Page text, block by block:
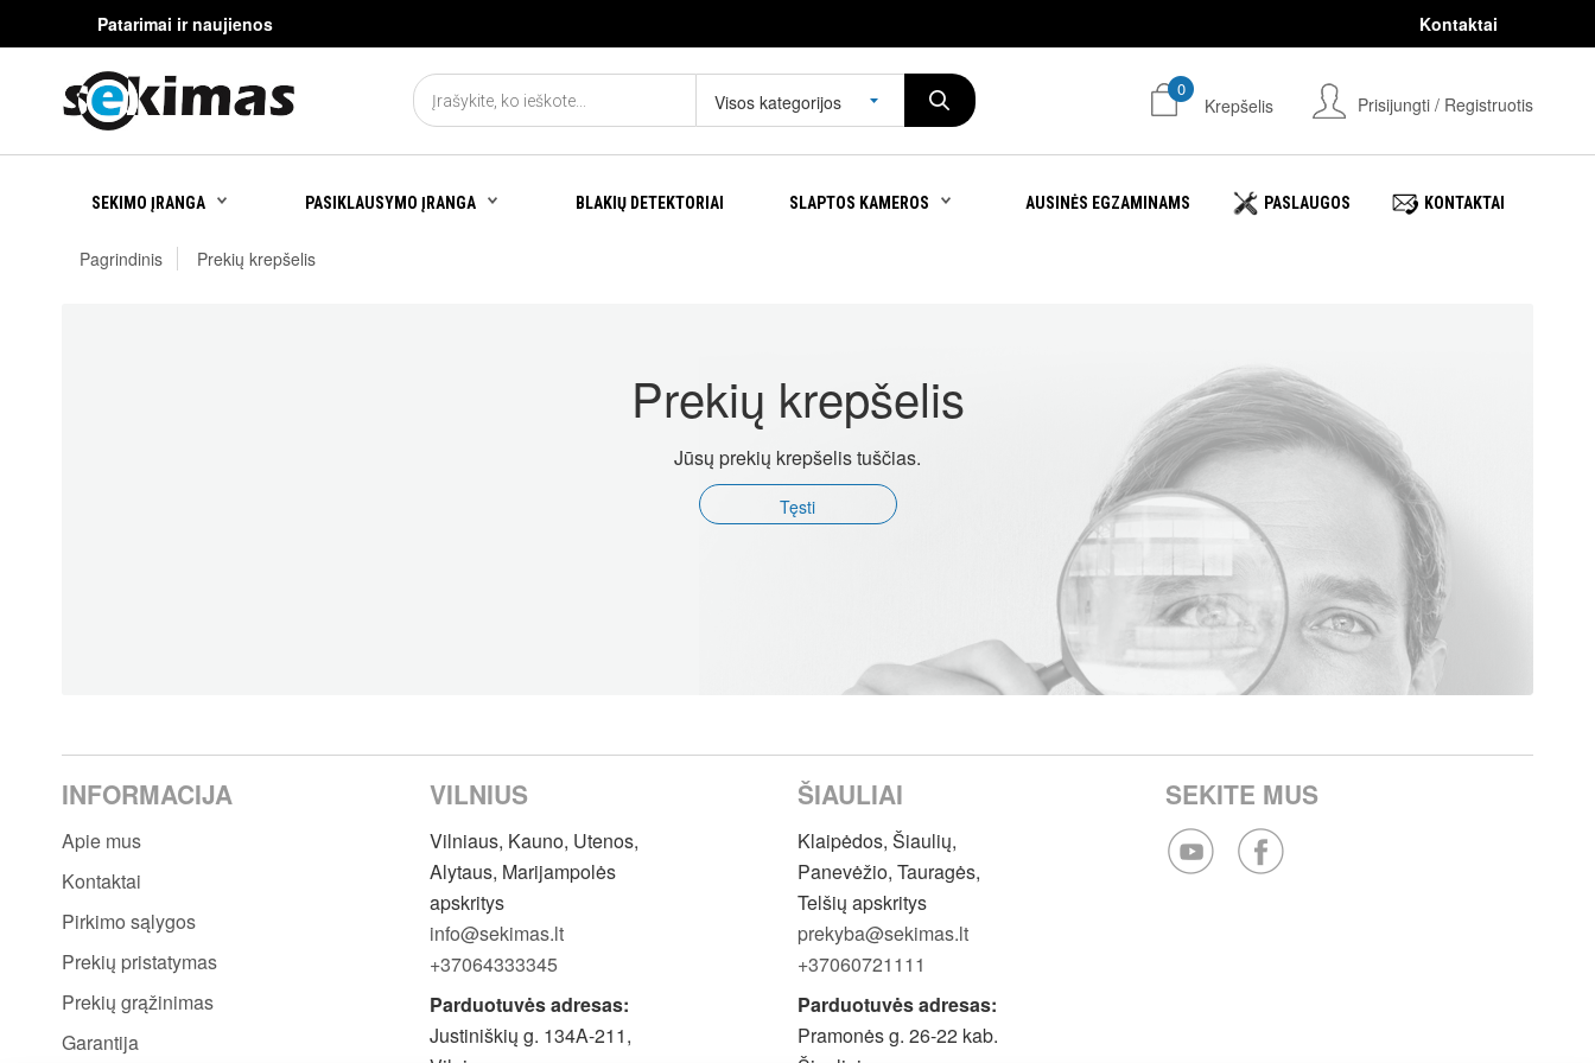
Kontaktai
Patarimai ir naujienos
Prisijungti / Registruotis
Krepšelis
0
Visos kategorijos
SEKIMO ĮRANGA PASIKLAUSYMO ĮRANGA BLAKIŲ DETEKTORIAI SLAPTOS KAMEROS AUSINĖS EGZAMINAMS PASLAUGOS KONTAKTAI
Pagrindinis Prekių krepšelis
Prekių krepšelis
Jūsų prekių krepšelis tuščias.
Tęsti
INFORMACIJA
Apie mus
Kontaktai
Pirkimo sąlygos
Prekių pristatymas
Prekių grąžinimas
Garantija
VILNIUS
Vilniaus, Kauno, Utenos,
Alytaus, Marijampolės
apskritys
info@sekimas.lt
+37064333345
Parduotuvės adresas:
Justiniškių g. 134A-211,
ŠIAULIAI
Klaipėdos, Šiaulių,
Panevėžio, Tauragės,
Telšių apskritys
prekyba@sekimas.lt
+37060721111
Parduotuvės adresas:
Pramonės g. 26-22 kab.
SEKITE MUS